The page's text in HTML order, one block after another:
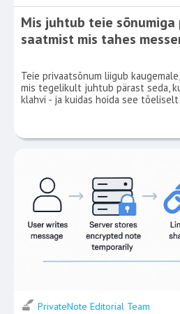
Mis juhtub teie
saatmist mis tahes
Teie privaatsõnum liigub
mis tegelikult juhtub pärast seda,
klahvi - ja kuidas hoida see
PrivateNote Editorial Team